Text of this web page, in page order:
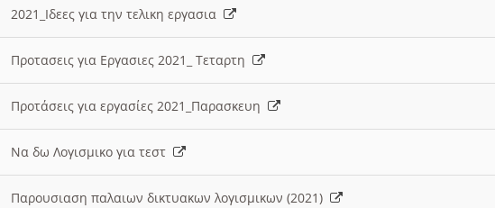
2021_Ιδεες για την τελικη εργασια
Προτασεις για Εργασιες 2021_ Τεταρτη
Προτάσεις για εργασίες 2021_Παρασκευη
Να δω Λογισμικο για τεστ
Παρουσιαση παλαιων δικτυακων λογισμικων (2021)